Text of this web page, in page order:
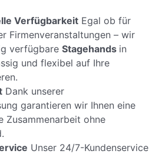
Verfügbarkeit Egal ob für
Firmenveranstaltungen – wir
verfügbare Stagehands in
und flexibel auf Ihre
Dank unserer
garantieren wir Ihnen eine
Zusammenarbeit ohne
Unser 24/7-Kundenservice